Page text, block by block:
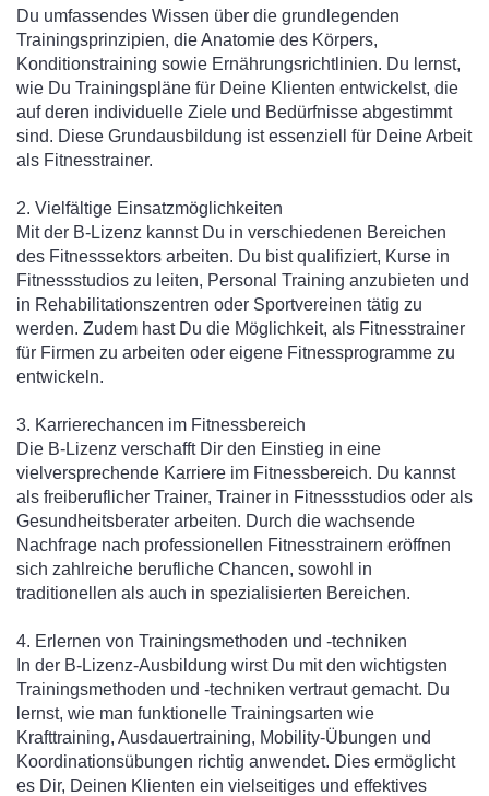
Du umfassendes Wissen über die grundlegenden
Trainingsprinzipien, die Anatomie des Körpers,
Konditionstraining sowie Ernährungsrichtlinien. Du lernst,
wie Du Trainingspläne für Deine Klienten entwickelst, die
auf deren individuelle Ziele und Bedürfnisse abgestimmt
sind. Diese Grundausbildung ist essenziell für Deine Arbeit
als Fitnesstrainer.
2. Vielfältige Einsatzmöglichkeiten
Mit der B-Lizenz kannst Du in verschiedenen Bereichen
des Fitnesssektors arbeiten. Du bist qualifiziert, Kurse in
Fitnessstudios zu leiten, Personal Training anzubieten und
in Rehabilitationszentren oder Sportvereinen tätig zu
werden. Zudem hast Du die Möglichkeit, als Fitnesstrainer
für Firmen zu arbeiten oder eigene Fitnessprogramme zu
entwickeln.
3. Karrierechancen im Fitnessbereich
Die B-Lizenz verschafft Dir den Einstieg in eine
vielversprechende Karriere im Fitnessbereich. Du kannst
als freiberuflicher Trainer, Trainer in Fitnessstudios oder als
Gesundheitsberater arbeiten. Durch die wachsende
Nachfrage nach professionellen Fitnesstrainern eröffnen
sich zahlreiche berufliche Chancen, sowohl in
traditionellen als auch in spezialisierten Bereichen.
4. Erlernen von Trainingsmethoden und -techniken
In der B-Lizenz-Ausbildung wirst Du mit den wichtigsten
Trainingsmethoden und -techniken vertraut gemacht. Du
lernst, wie man funktionelle Trainingsarten wie
Krafttraining, Ausdauertraining, Mobility-Übungen und
Koordinationsübungen richtig anwendet. Dies ermöglicht
es Dir, Deinen Klienten ein vielseitiges und effektives